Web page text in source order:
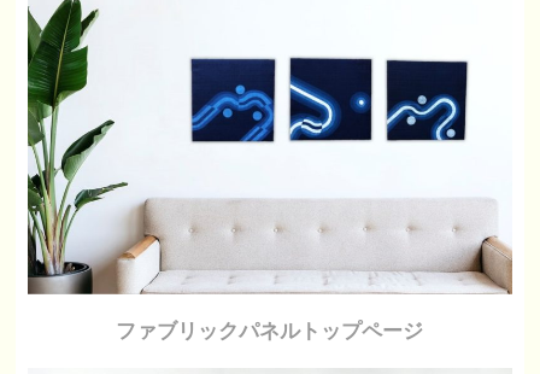
ファブリックパネルトップページ